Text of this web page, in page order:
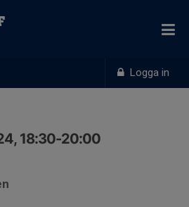
Logga in
18:30-20:00